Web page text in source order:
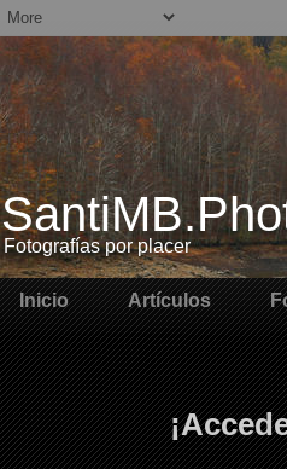
Fotografías por placer
Inicio Artículos